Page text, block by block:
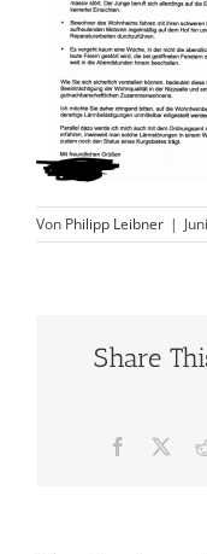
Von Philipp Leibner |
Share
Facebook